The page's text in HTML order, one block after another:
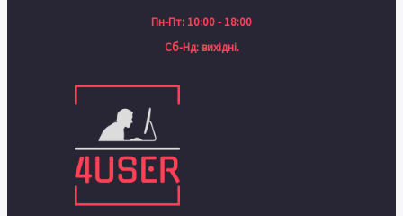
Пн-Пт: 10:00 - 18:00
Сб-Нд: вихідні.